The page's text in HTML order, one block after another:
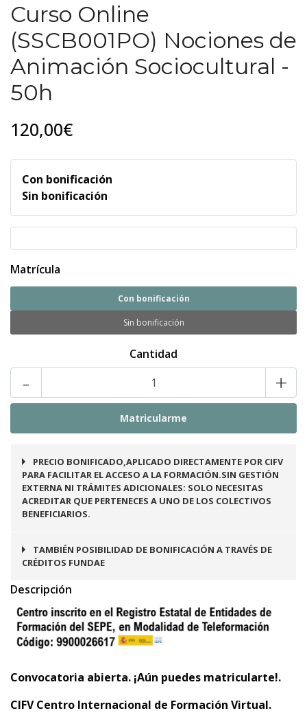
Curso Online
(SSCB001PO) Nociones de
Animación Sociocultural -
50h
120,00€
Con bonificación
Sin bonificación
Matrícula
Con bonificación
Sin bonificación
Cantidad
- +
PRECIO BONIFICADO,APLICADO DIRECTAMENTE POR CIFV
PARA FACILITAR EL ACCESO A LA FORMACIÓN.SIN GESTIÓN
EXTERNA NI TRÁMITES ADICIONALES: SOLO NECESITAS
ACREDITAR QUE PERTENECES A UNO DE LOS COLECTIVOS
BENEFICIARIOS.
TAMBIÉN POSIBILIDAD DE BONIFICACIÓN A TRAVÉS DE
CRÉDITOS FUNDAE
Descripción
Convocatoria abierta. ¡Aún puedes matricularte!.
CIFV Centro Internacional de Formación Virtual.